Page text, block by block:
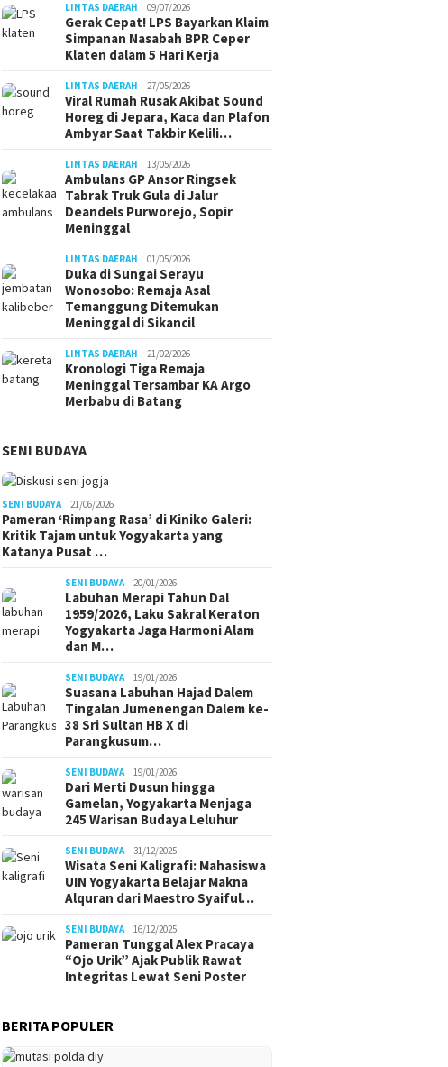
LINTAS DAERAH 09/07/2026
Gerak Cepat! LPS Bayarkan Klaim
Simpanan Nasabah BPR Ceper
Klaten dalam 5 Hari Kerja
LINTAS DAERAH 27/05/2026
Viral Rumah Rusak Akibat Sound
Horeg di Jepara, Kaca dan Plafon
Ambyar Saat Takbir Kelili…
LINTAS DAERAH 13/05/2026
Ambulans GP Ansor Ringsek
Tabrak Truk Gula di Jalur
Deandels Purworejo, Sopir
Meninggal
LINTAS DAERAH 01/05/2026
Duka di Sungai Serayu
Wonosobo: Remaja Asal
Temanggung Ditemukan
Meninggal di Sikancil
LINTAS DAERAH 21/02/2026
Kronologi Tiga Remaja
Meninggal Tersambar KA Argo
Merbabu di Batang
SENI BUDAYA
SENI BUDAYA 21/06/2026
Pameran ‘Rimpang Rasa’ di Kiniko Galeri:
Kritik Tajam untuk Yogyakarta yang
Katanya Pusat …
SENI BUDAYA 20/01/2026
Labuhan Merapi Tahun Dal
1959/2026, Laku Sakral Keraton
Yogyakarta Jaga Harmoni Alam
dan M…
SENI BUDAYA 19/01/2026
Suasana Labuhan Hajad Dalem
Tingalan Jumenengan Dalem ke-
38 Sri Sultan HB X di
Parangkusum…
SENI BUDAYA 19/01/2026
Dari Merti Dusun hingga
Gamelan, Yogyakarta Menjaga
245 Warisan Budaya Leluhur
SENI BUDAYA 31/12/2025
Wisata Seni Kaligrafi: Mahasiswa
UIN Yogyakarta Belajar Makna
Alquran dari Maestro Syaiful…
SENI BUDAYA 16/12/2025
Pameran Tunggal Alex Pracaya
“Ojo Urik” Ajak Publik Rawat
Integritas Lewat Seni Poster
BERITA POPULER